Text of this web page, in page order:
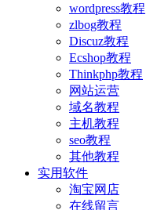
wordpress教程
zlbog教程
Discuz教程
Ecshop教程
Thinkphp教程
网站运营
域名教程
主机教程
seo教程
其他教程
实用软件
淘宝网店
在线留言